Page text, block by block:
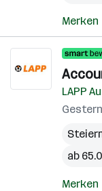
Merken
LAPP
ab
Merken